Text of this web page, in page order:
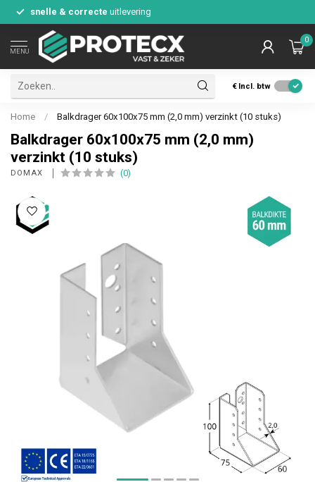
snelle & correcte uitlevering
MENU
0
€ Incl. btw
Home / Balkdrager 60x100x75 mm (2,0 mm) verzinkt (10 stuks)
Balkdrager 60x100x75 mm (2,0 mm)
verzinkt (10 stuks)
DOMAX (0)